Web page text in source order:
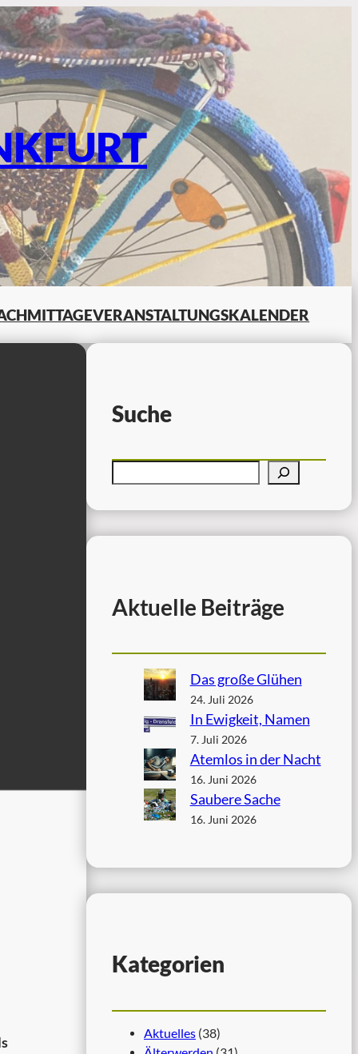
VERANSTALTUNGSKALENDER
Suche
Aktuelle Beiträge
Das große Glühen
24. Juli 2026
In Ewigkeit, Namen
7. Juli 2026
Atemlos in der Nacht
16. Juni 2026
Saubere Sache
16. Juni 2026
Kategorien
Aktuelles (38)